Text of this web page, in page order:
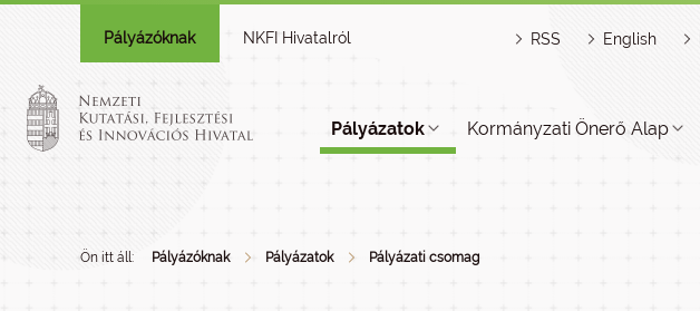
Pályázóknak NKFI Hivatalról RSS English
Pályázatok Kormányzati Önerő Alap
Ön itt áll: Pályázóknak Pályázatok Pályázati csomag